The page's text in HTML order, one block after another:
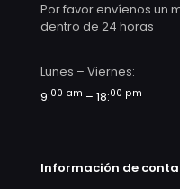
Por favor envíenos un
dentro de 24 horas
Lunes – Viernes:
9:00 am – 18:00 pm
Información de